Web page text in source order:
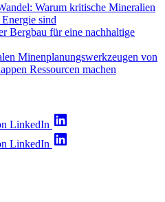
Warum kritische Mineralien
sind
Bergbau für eine nachhaltige
Minenplanungswerkzeugen von
Ressourcen machen
LinkedIn
LinkedIn